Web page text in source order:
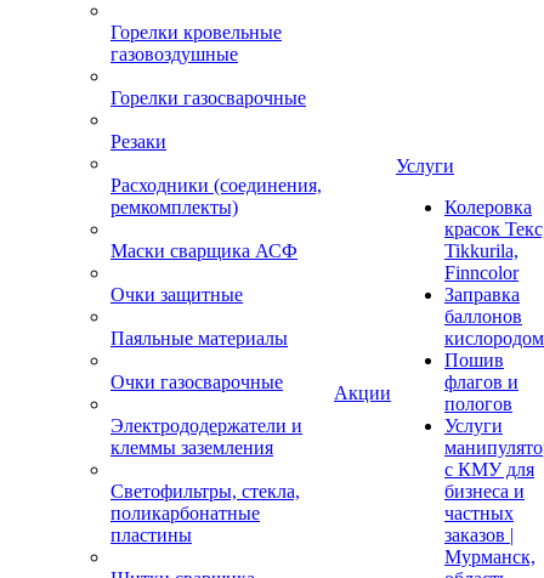
Горелки кровельные
газовоздушные
Горелки газосварочные
Резаки
Расходники (соединения,
ремкомплекты)
Маски сварщика АСФ
Очки защитные
Паяльные материалы
Очки газосварочные
Электрододержатели и
клеммы заземления
Светофильтры, стекла,
поликарбонатные
пластины
Акции
Услуги
Колеровка
красок
Tikkurila,
Finncolor
Заправка
баллонов
кислородом
Пошив
флагов и
пологов
Услуги
с КМУ для
бизнеса и
частных
заказов |
Мурманск,